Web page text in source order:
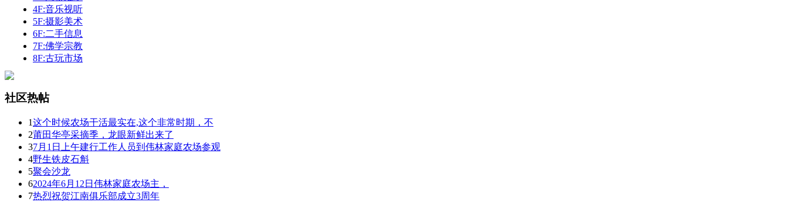
4F:音乐视听
5F:摄影美术
6F:二手信息
7F:佛学宗教
8F:古玩市场
社区热帖
1这个时候农场干活最实在,这个非常时期，不
2莆田华亭采摘季，龙眼新鲜出来了
37月1日上午建行工作人员到伟林家庭农场参观
4野生铁皮石斛
5聚会沙龙
62024年6月12日伟林家庭农场主，
7热烈祝贺江南俱乐部成立3周年